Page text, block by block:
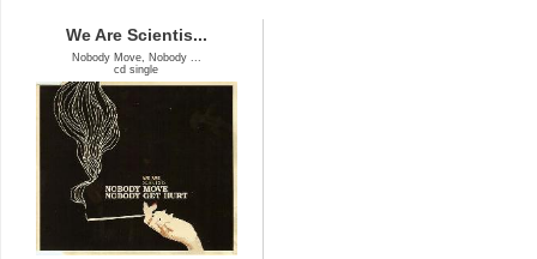
We Are Scientis...
Nobody Move, Nobody ...
cd single